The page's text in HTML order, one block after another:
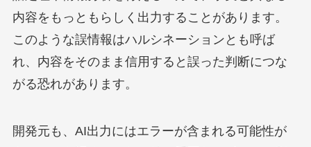
内容をもっともらしく出力することがあります。
このような誤情報はハルシネーションとも呼ば
れ、内容をそのまま信用すると誤った判断につな
がる恐れがあります。
開発元も、AI出力にはエラーが含まれる可能性が